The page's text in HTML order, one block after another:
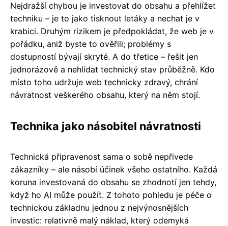
Nejdražší chybou je investovat do obsahu a přehlížet
techniku – je to jako tisknout letáky a nechat je v
krabici. Druhým rizikem je předpokládat, že web je v
pořádku, aniž byste to ověřili; problémy s
dostupností bývají skryté. A do třetice – řešit jen
jednorázově a nehlídat technický stav průběžně. Kdo
místo toho udržuje web technicky zdravý, chrání
návratnost veškerého obsahu, který na něm stojí.
Technika jako násobitel návratnosti
Technická připravenost sama o sobě nepřivede
zákazníky – ale násobí účinek všeho ostatního. Každá
koruna investovaná do obsahu se zhodnotí jen tehdy,
když ho AI může použít. Z tohoto pohledu je péče o
technickou základnu jednou z nejvýnosnějších
investic: relativně malý náklad, který odemyká